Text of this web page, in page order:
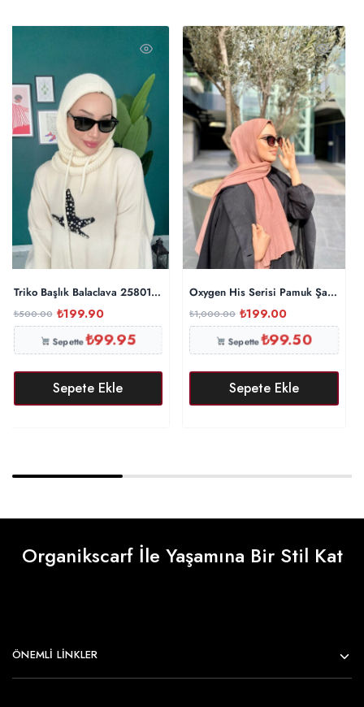
Triko Başlık Balaclava 25801 – Taş
₺500.00 ₺199.90
Sepette₺99.95
Sepete Ekle
Oxygen His Serisi Pamuk Şal –
₺1,000.00 ₺199.00
Sepette₺99.50
Sepete Ekle
Organikscarf İle Yaşamına Bir Stil Kat
ÖNEMLI LINKLER